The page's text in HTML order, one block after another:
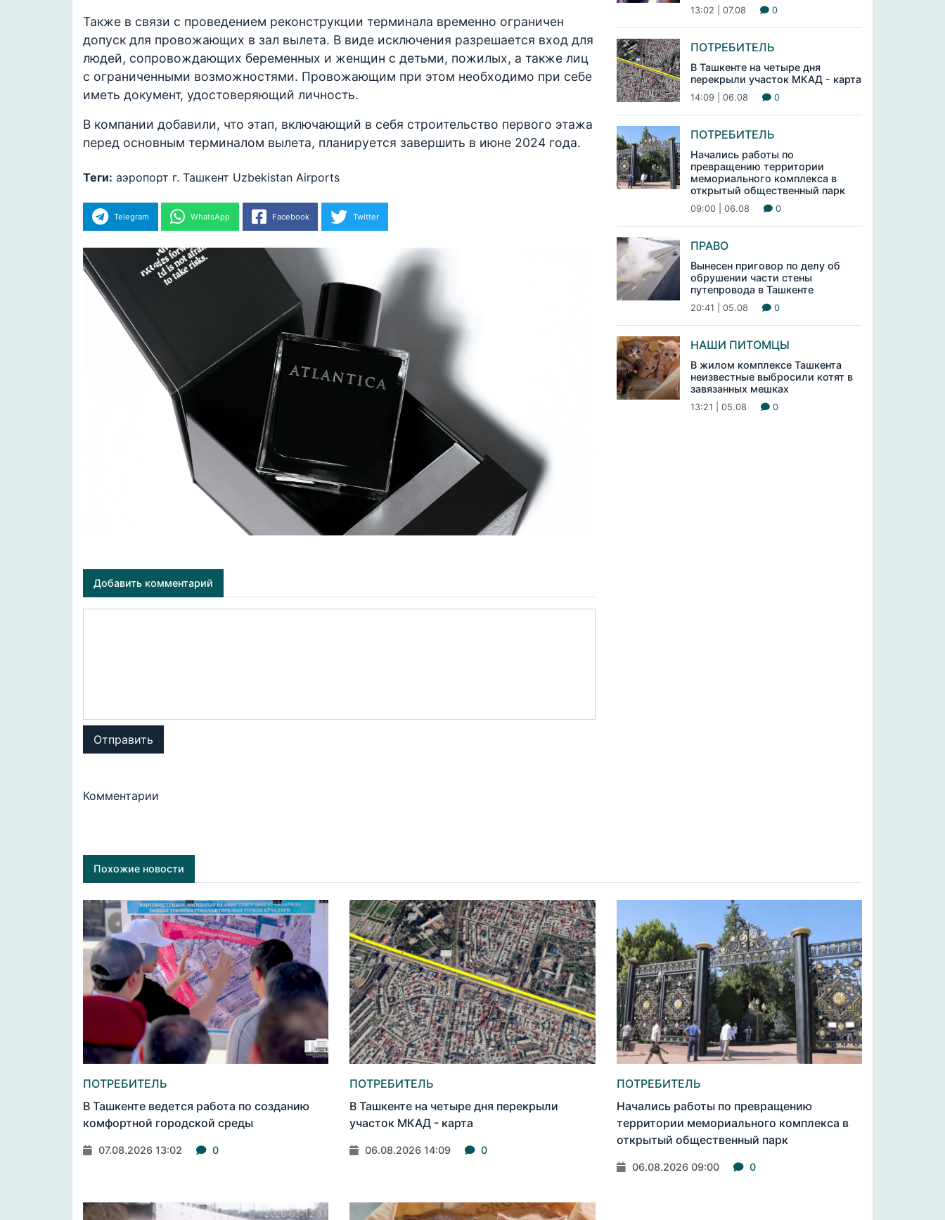
Также в связи с проведением реконструкции терминала временно ограничен
допуск для провожающих в зал вылета. В виде исключения разрешается вход для
людей, сопровождающих беременных и женщин с детьми, пожилых, а также лиц
с ограниченными возможностями. Провожающим при этом необходимо при себе
иметь документ, удостоверяющий личность.
В компании добавили, что этап, включающий в себя строительство первого этажа
перед основным терминалом вылета, планируется завершить в июне 2024 года.
Теги: аэропорт г. Ташкент Uzbekistan Airports
Telegram WhatsApp Facebook Twitter
Добавить комментарий
Отправить
Комментарии
13:02 | 07.08 0
ПОТРЕБИТЕЛЬ
В Ташкенте на четыре дня
перекрыли участок МКАД - карта
14:09 | 06.08 0
ПОТРЕБИТЕЛЬ
Начались работы по
превращению территории
мемориального комплекса в
открытый общественный парк
09:00 | 06.08 0
ПРАВО
Вынесен приговор по делу об
обрушении части стены
путепровода в Ташкенте
20:41 | 05.08 0
НАШИ ПИТОМЦЫ
В жилом комплексе Ташкента
неизвестные выбросили котят в
завязанных мешках
13:21 | 05.08 0
Похожие новости
ПОТРЕБИТЕЛЬ
В Ташкенте ведется работа по созданию
комфортной городской среды
07.08.2026 13:02 0
ПОТРЕБИТЕЛЬ
В Ташкенте на четыре дня перекрыли
участок МКАД - карта
06.08.2026 14:09 0
ПОТРЕБИТЕЛЬ
Начались работы по превращению
территории мемориального комплекса в
открытый общественный парк
06.08.2026 09:00 0